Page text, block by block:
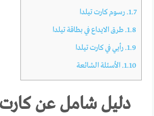
1.7. رسوم كارت تيلدا
1.8. طرق الايداع في بطاقة تيلدا
1.9. رأيي في كارت تيلدا
1.10. الأسئلة الشائعة
دليل شامل عن كارت